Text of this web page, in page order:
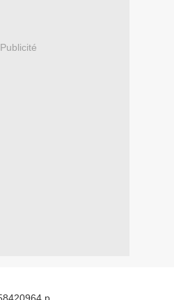
Publicité